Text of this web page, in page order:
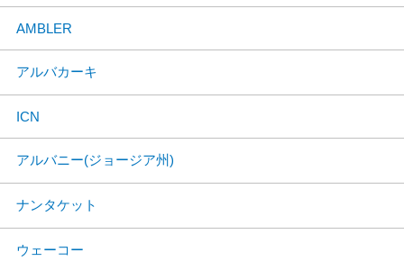
AMBLER
アルバカーキ
ICN
アルバニー(ジョージア州)
ナンタケット
ウェーコー